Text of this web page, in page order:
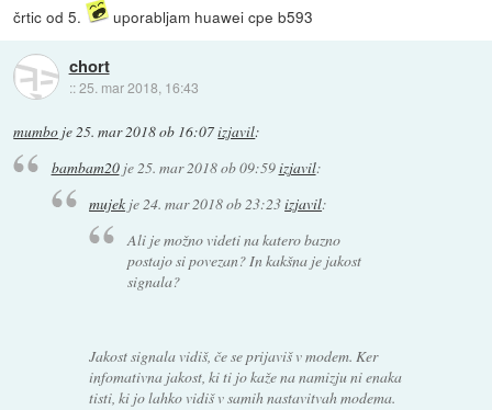
črtic od 5.
uporabljam huawei cpe b593
chort
::25. mar 2018, 16:43
mumbo je25. mar 2018 ob 16:07izjavil:
bambam20je25. mar 2018 ob 09:59izjavil:
mujek je24. mar 2018 ob 23:23izjavil:
Ali je možno videti na katero bazno
postajo si povezan? In kakšna je jakost
signala?
Jakost signala vidiš, če se prijaviš v modem. Ker
infomativna jakost, ki ti jo kaže na namizju ni enaka
tisti, ki jo lahko vidiš v samih nastavitvah modema.